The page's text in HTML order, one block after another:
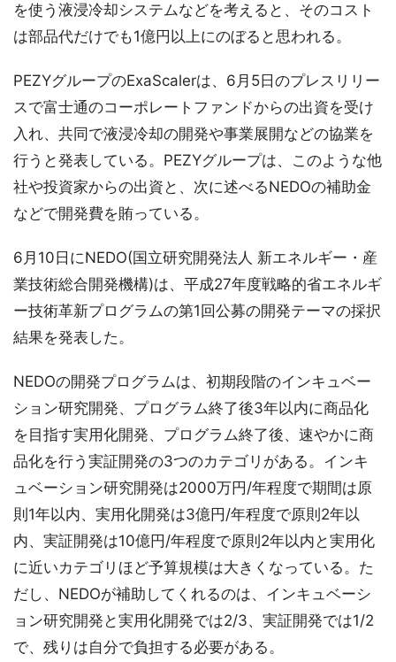
を使う液浸冷却システムなどを考えると、そのコスト
は部品代だけでも1億円以上にのぼると思われる。
PEZYグループのExaScalerは、6月5日のプレスリリー
スで富士通のコーポレートファンドからの出資を受け
入れ、共同で液浸冷却の開発や事業展開などの協業を
行うと発表している。PEZYグループは、このような他
社や投資家からの出資と、次に述べるNEDOの補助金
などで開発費を賄っている。
6月10日にNEDO(国立研究開発法人 新エネルギー・産
業技術総合開発機構)は、平成27年度戦略的省エネルギ
ー技術革新プログラムの第1回公募の開発テーマの採択
結果を発表した。
NEDOの開発プログラムは、初期段階のインキュベー
ション研究開発、プログラム終了後3年以内に商品化
を目指す実用化開発、プログラム終了後、速やかに商
品化を行う実証開発の3つのカテゴリがある。インキ
ュベーション研究開発は2000万円/年程度で期間は原
則1年以内、実用化開発は3億円/年程度で原則2年以
内、実証開発は10億円/年程度で原則2年以内と実用化
に近いカテゴリほど予算規模は大きくなっている。た
だし、NEDOが補助してくれるのは、インキュベーシ
ョン研究開発と実用化開発では2/3、実証開発では1/2
で、残りは自分で負担する必要がある。